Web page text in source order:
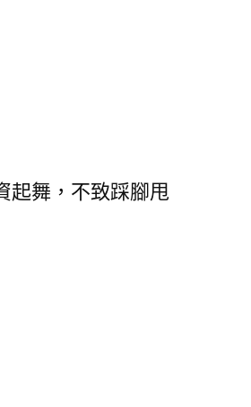
起舞，不致踩腳甩